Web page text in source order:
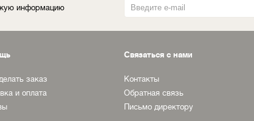
информацию
заказ
и оплата
Связаться с нами
Контакты
Обратная связь
Письмо директору